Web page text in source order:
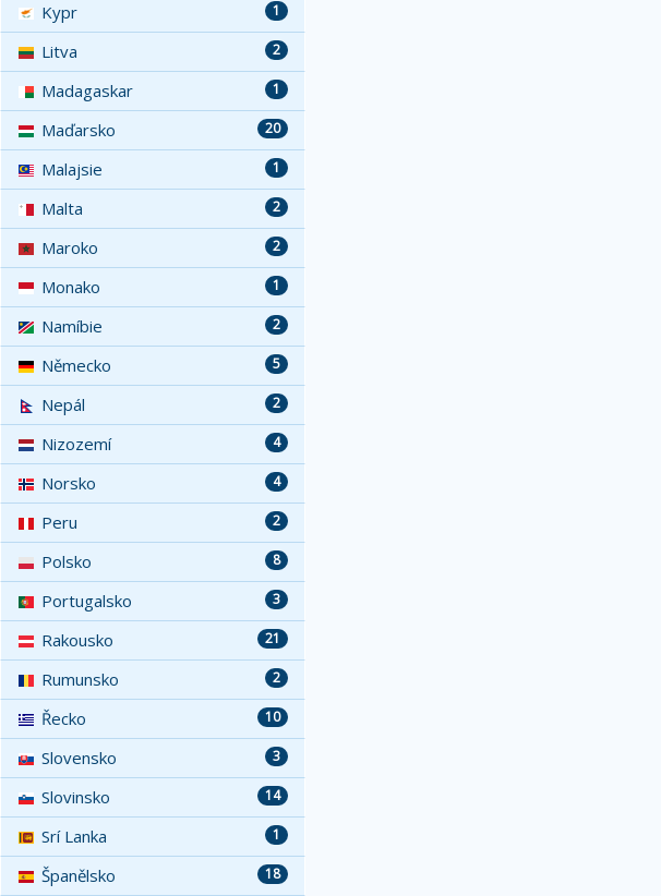
1
Kypr
2
Litva
1
Madagaskar
20
Maďarsko
1
Malajsie
2
Malta
2
Maroko
1
Monako
2
Namíbie
5
Německo
2
Nepál
4
Nizozemí
4
Norsko
2
Peru
8
Polsko
3
Portugalsko
21
Rakousko
2
Rumunsko
10
Řecko
3
Slovensko
14
Slovinsko
1
Srí Lanka
18
Španělsko